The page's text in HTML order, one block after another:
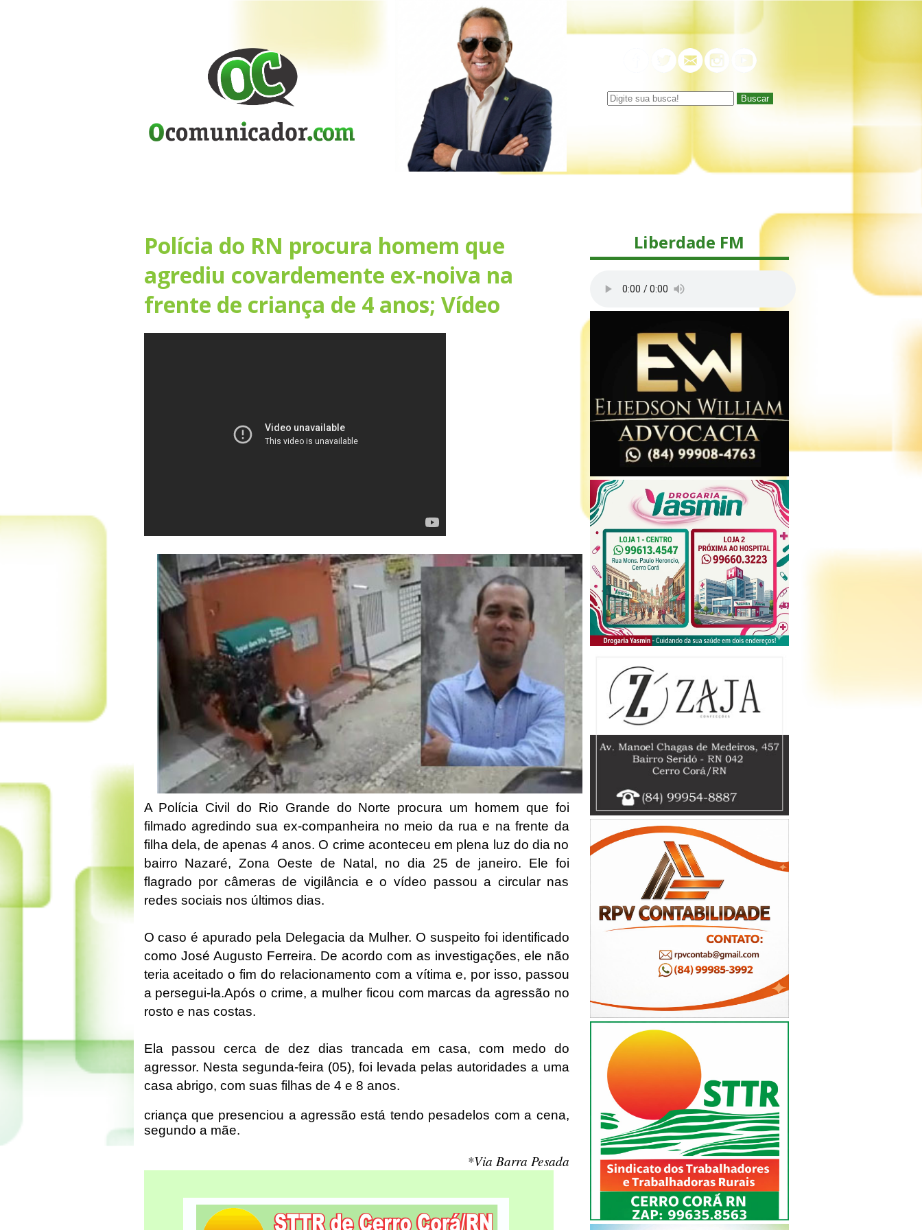
Buscar
Polícia do RN procura homem que
agrediu covardemente ex-noiva na
frente de criança de 4 anos; Vídeo
A Polícia Civil do Rio Grande do Norte procura um homem que foi
filmado agredindo sua ex-companheira no meio da rua e na frente da
filha dela, de apenas 4 anos. O crime aconteceu em plena luz do dia no
bairro Nazaré, Zona Oeste de Natal, no dia 25 de janeiro. Ele foi
flagrado por câmeras de vigilância e o vídeo passou a circular nas
redes sociais nos últimos dias.
O caso é apurado pela Delegacia da Mulher. O suspeito foi identificado
como José Augusto Ferreira. De acordo com as investigações, ele não
teria aceitado o fim do relacionamento com a vítima e, por isso, passou
a persegui-la.Após o crime, a mulher ficou com marcas da agressão no
rosto e nas costas.
Ela passou cerca de dez dias trancada em casa, com medo do
agressor. Nesta segunda-feira (05), foi levada pelas autoridades a uma
casa abrigo, com suas filhas de 4 e 8 anos.
criança que presenciou a agressão está tendo pesadelos com a cena,
segundo a mãe.
*Via Barra Pesada
Liberdade FM